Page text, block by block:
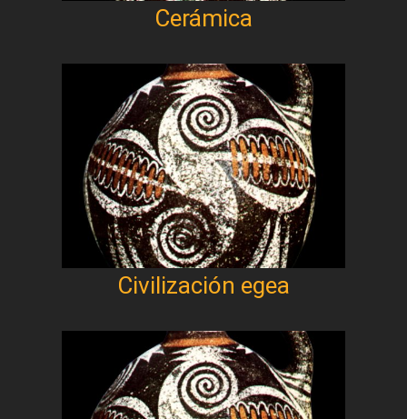
Cerámica
Civilización egea